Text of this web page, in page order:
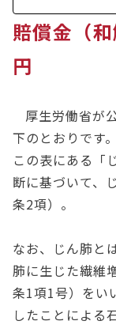
賠償金（
円
厚生労働省が
下のとおりです。
この表にある「
断に基づいて、
条2項）。
なお、じん肺と
肺に生じた繊維
条1項1号）をい
したことによる